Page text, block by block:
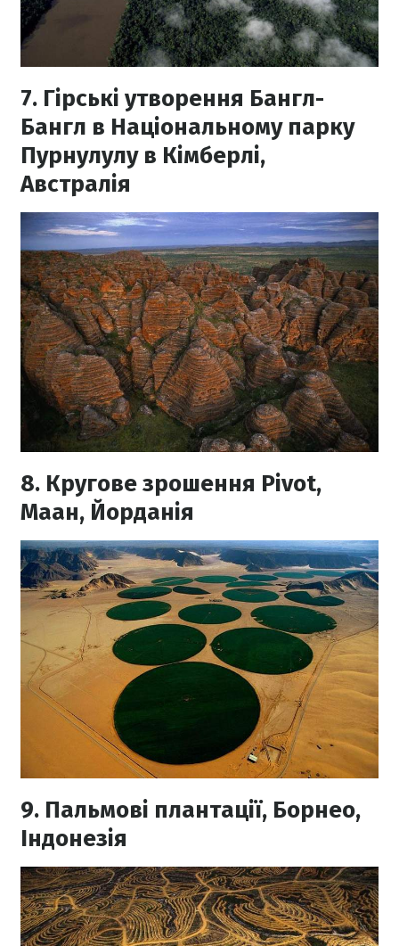
7. Гірські утворення Бангл-
Бангл в Національному парку
Пурнулулу в Кімберлі,
Австралія
8. Кругове зрошення Pivot,
Маан, Йорданія
9. Пальмові плантації, Борнео,
Індонезія